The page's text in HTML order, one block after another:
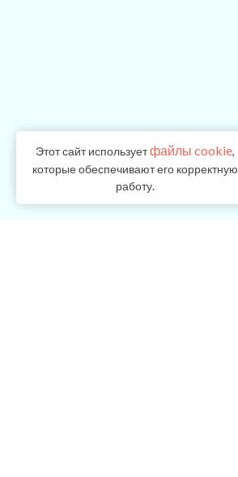
Этот сайт используетфайлы cookie,
которые обеспечивают его корректную
работу.